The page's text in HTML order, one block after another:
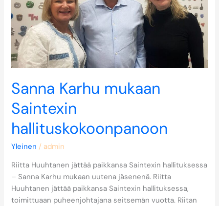
Sanna Karhu mukaan
Saintexin
hallituskokoonpanoon
Yleinen / admin
Riitta Huuhtanen jättää paikkansa Saintexin hallituksessa
– Sanna Karhu mukaan uutena jäsenenä. Riitta
Huuhtanen jättää paikkansa Saintexin hallituksessa,
toimittuaan puheenjohtajana seitsemän vuotta. Riitan